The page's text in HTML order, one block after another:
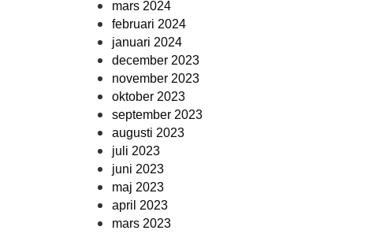
mars 2024
februari 2024
januari 2024
december 2023
november 2023
oktober 2023
september 2023
augusti 2023
juli 2023
juni 2023
maj 2023
april 2023
mars 2023